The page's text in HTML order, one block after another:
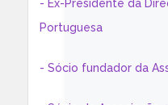
- Ex-Presidente da
Portuguesa
- Sócio fundador da